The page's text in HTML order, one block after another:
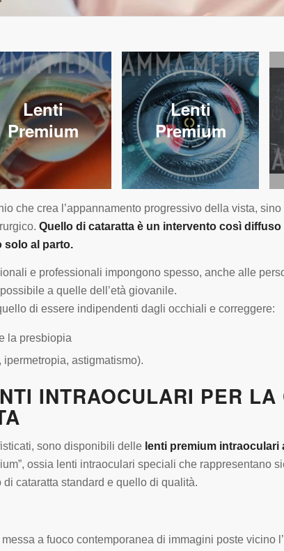
Lenti
Premium
Lenti
Premium
che crea l’appannamento progressivo della vista,
Quello di cataratta è un intervento così
solo al parto.
e professionali impongono spesso, anche alle
a quelle dell’età giovanile.
di essere indipendenti dagli occhiali e correggere:
la presbiopia
astigmatismo).
INTRAOCULARI PER LA
sono disponibili delle lenti premium intraoculari
ossia lenti intraoculari speciali che rappresentano
cataratta standard e quello di qualità.
a fuoco contemporanea di immagini poste vicino